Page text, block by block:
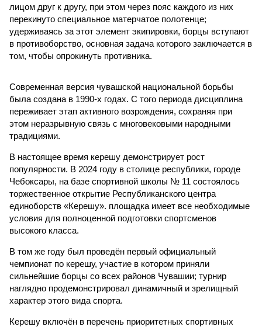
лицом друг к другу, при этом через пояс каждого из них
перекинуто специальное матерчатое полотенце;
удерживаясь за этот элемент экипировки, борцы вступают
в противоборство, основная задача которого заключается в
том, чтобы опрокинуть противника.
Современная версия чувашской национальной борьбы
была создана в 1990-х годах. С того периода дисциплина
переживает этап активного возрождения, сохраняя при
этом неразрывную связь с многовековыми народными
традициями.
В настоящее время керешу демонстрирует рост
популярности. В 2024 году в столице республики, городе
Чебоксары, на базе спортивной школы № 11 состоялось
торжественное открытие Республиканского центра
единоборств «Керешу». площадка имеет все необходимые
условия для полноценной подготовки спортсменов
высокого класса.
В том же году был проведён первый официальный
чемпионат по керешу, участие в котором приняли
сильнейшие борцы со всех районов Чувашии; турнир
наглядно продемонстрировал динамичный и зрелищный
характер этого вида спорта.
Керешу включён в перечень приоритетных спортивных